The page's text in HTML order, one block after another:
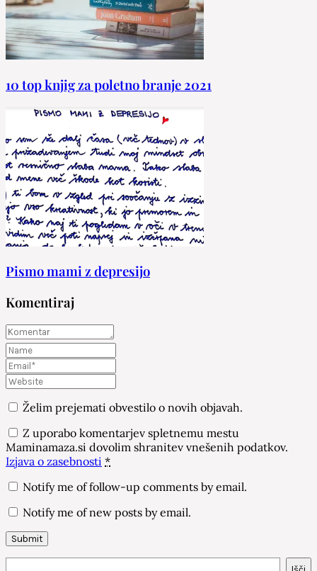
10 top knjig za poletno branje 2021
Pismo mami z depresijo
Komentiraj
Želim prejemati obvestilo o novih objavah.
Z uporabo komentarjev spletnemu mestu
Maminamaza.si dovolim shranitev vnešenih podatkov.
Izjava o zasebnosti *
Notify me of follow-up comments by email.
Notify me of new posts by email.